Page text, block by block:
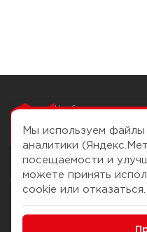
Чтобы вам легко
О компании
История Компании
Мы используем
аналитики
посещаемости и
можете принять
cookie или отказаться.